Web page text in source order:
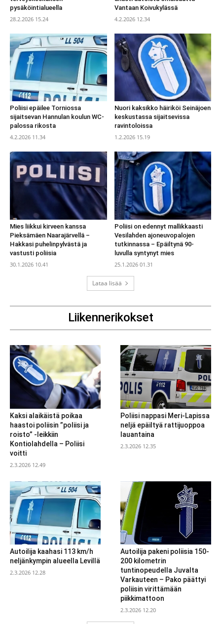
pysäköintialueella
28.2.2026 15.24
Vantaan Koivukylässä
4.2.2026 12.34
Poliisi epäilee Torniossa
sijaitsevan Hannulan koulun WC-
palossa rikosta
4.2.2026 11.34
Nuori kaksikko häiriköi Seinäjoen
keskustassa sijaitsevissa
ravintoloissa
1.2.2026 15.19
Mies liikkui kirveen kanssa
Pieksämäen Naarajärvellä –
Hakkasi puhelinpylvästä ja
vastusti poliisia
30.1.2026 10.41
Poliisi on edennyt mallikkaasti
Vesilahden ajoneuvopalojen
tutkinnassa – Epäiltynä 90-
luvulla syntynyt mies
25.1.2026 01.31
Lataa lisää
Liikennerikokset
Kaksi alaikäistä poikaa
haastoi poliisin ”poliisi ja
roisto” -leikkiin
Kontiolahdella – Poliisi
voitti
2.3.2026 12.49
Poliisi nappasi Meri-Lapissa
neljä epäiltyä rattijuoppoa
lauantaina
2.3.2026 12.35
Autoilija kaahasi 113 km/h
neljänkympin alueella Levillä
2.3.2026 12.28
Autoilija pakeni poliisia 150-
200 kilometrin
tuntinopeudella Juvalta
Varkauteen – Pako päättyi
poliisin virittämään
piikkimattoon
2.3.2026 12.20